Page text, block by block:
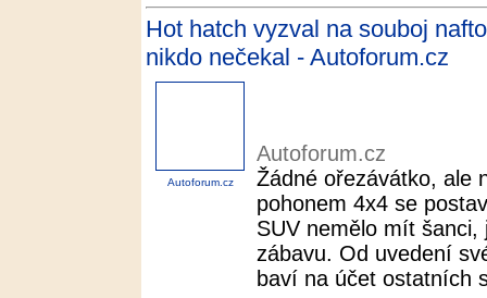
Hot hatch vyzval na souboj
nikdo nečekal - Autoforum.cz
Autoforum.cz
Autoforum.cz
Žádné ořezávátko, ale
pohonem 4x4 se
SUV nemělo mít
zábavu. Od uvedení
baví na účet ostatních